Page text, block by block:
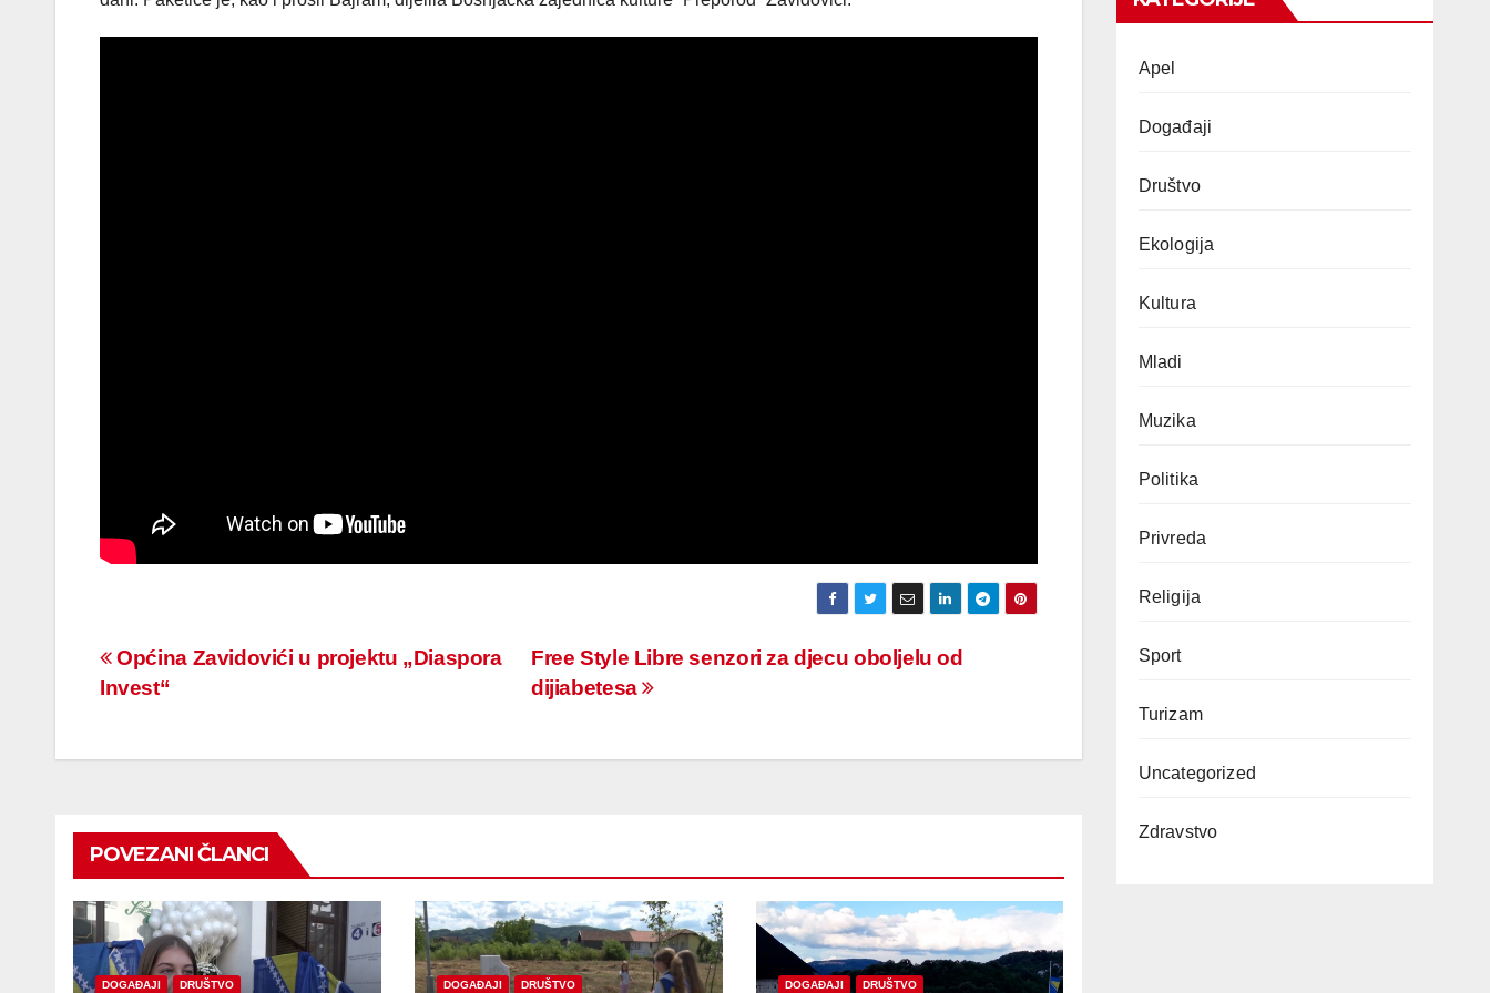
Navigacija
Free Style Libre senzori za djecu oboljelu od
dijiabetesa
Općina Zavidovići u projektu „Diaspora
Invest“
POVEZANI ČLANCI
DOGAĐAJI DRUŠTVO DOGAĐAJI DRUŠTVO DOGAĐAJI DRUŠTVO
Apel
Događaji
Društvo
Ekologija
Kultura
Mladi
Muzika
Politika
Privreda
Religija
Sport
Turizam
Uncategorized
Zdravstvo